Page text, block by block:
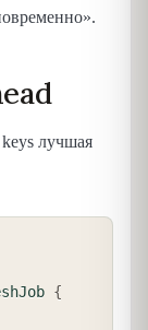
лучшая
{